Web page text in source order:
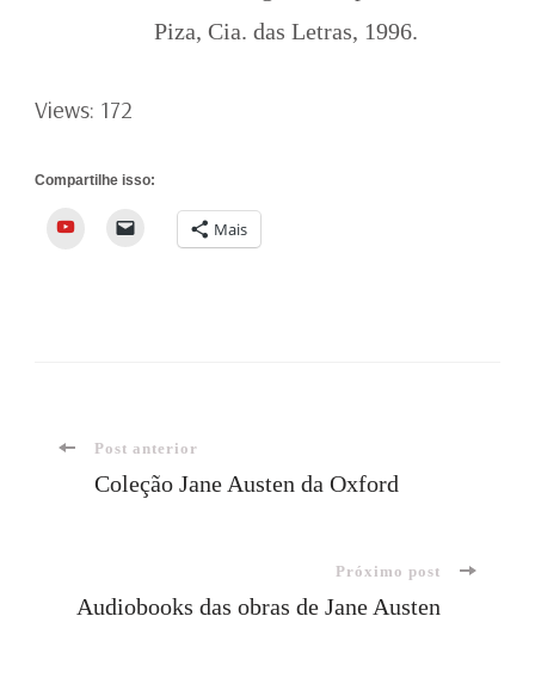
Piza, Cia. das Letras, 1996.
Views: 172
Compartilhe isso:
YouTube Mais
Navegação
post
Post anterior
Coleção Jane Austen da Oxford
Próximo post
Audiobooks das obras de Jane Austen